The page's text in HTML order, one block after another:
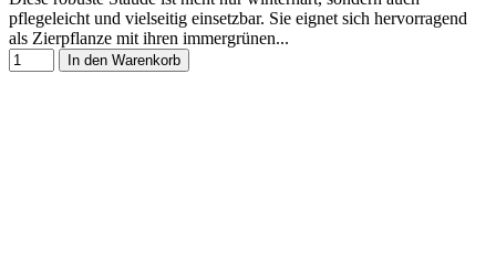
pflegeleicht und vielseitig einsetzbar. Sie eignet sich hervorragend
als Zierpflanze mit ihren immergrünen...
In den Warenkorb